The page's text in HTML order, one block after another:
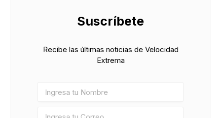
Suscríbete
Recibe las últimas noticias de Velocidad
Extrema